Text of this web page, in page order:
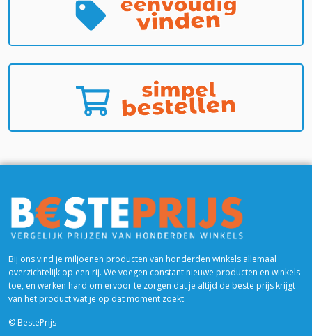
Bij ons vind je miljoenen producten van honderden winkels allemaal
overzichtelijk op een rij. We voegen constant nieuwe producten en winkels
toe, en werken hard om ervoor te zorgen dat je altijd de beste prijs krijgt
van het product wat je op dat moment zoekt.
© BestePrijs